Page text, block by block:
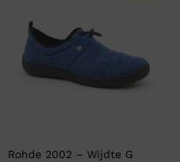
Rohde 2002 – Wijdte G